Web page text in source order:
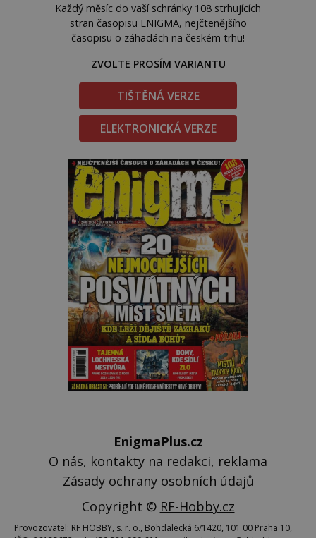
Každý měsíc do vaší schránky 108 strhujících
stran časopisu ENIGMA, nejčtenějšího
časopisu o záhadách na českém trhu!
ZVOLTE PROSÍM VARIANTU
TIŠTĚNÁ VERZE
ELEKTRONICKÁ VERZE
EnigmaPlus.cz
O nás, kontakty na redakci, reklama
Zásady ochrany osobních údajů
Copyright © RF-Hobby.cz
Provozovatel: RF HOBBY, s. r. o., Bohdalecká 6/1420, 101 00 Praha 10,